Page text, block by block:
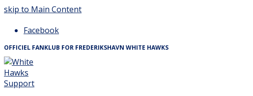
skip to Main Content
Facebook
OFFICIEL FANKLUB FOR FREDERIKSHAVN WHITE HAWKS